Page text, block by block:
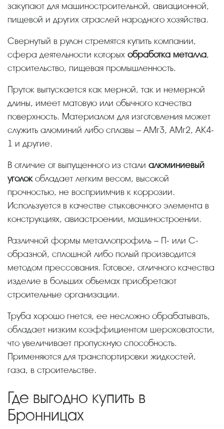
закупают для машиностроительной, авиационной,
пищевой и других отраслей народного хозяйства.
Свернутый в рулон стремятся купить компании,
сфера деятельности которых обработка металла,
строительство, пищевая промышленность.
Пруток выпускается как мерной, так и немерной
длины, имеет матовую или обычного качества
поверхность. Материалом для изготовления может
служить алюминий либо сплавы – АМг3, АМг2, АК4-
1 и другие.
В отличие от выпущенного из стали алюминиевый
уголокобладает легким весом, высокой
прочностью, не восприимчив к коррозии.
Используется в качестве стыковочного элемента в
конструкциях, авиастроении, машиностроении.
Различной формы металлопрофиль – П- или С-
образной, сплошной либо полый производится
методом прессования. Готовое, отличного качества
изделие в больших объемах приобретают
строительные организации.
Труба хорошо гнется, ее несложно обрабатывать,
обладает низким коэффициентом шероховатости,
что увеличивает пропускную способность.
Применяются для транспортировки жидкостей,
газа, в строительстве.
Где выгодно купить в
Бронницах